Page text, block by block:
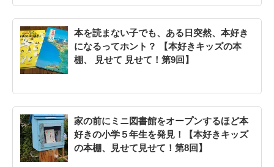
本を読まない子でも、ある日突然、本好き
になるってホント？ 【本好きキッズの本
棚、 見せて 見せて！第9回】
家の前にミニ図書館をオープンするほど本
好きの小学５年生を発見！【本好きキッズ
の本棚、見せて見せて！第8回】